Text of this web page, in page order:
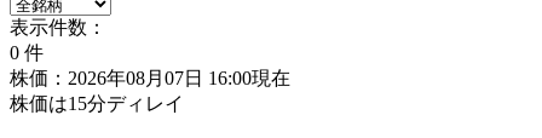
表示件数：
0 件
株価：2026年08月07日 16:00現在
株価は15分ディレイ